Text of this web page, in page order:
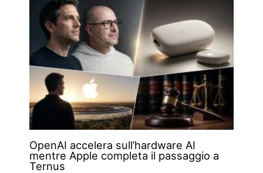
OpenAI accelera sull’hardware AI
mentre Apple completa il passaggio a
Ternus